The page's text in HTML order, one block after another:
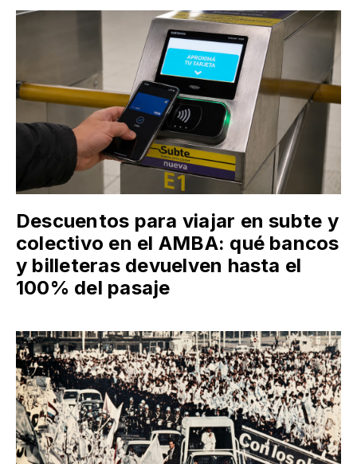
Descuentos para viajar en subte y
colectivo en el AMBA: qué bancos
y billeteras devuelven hasta el
100% del pasaje